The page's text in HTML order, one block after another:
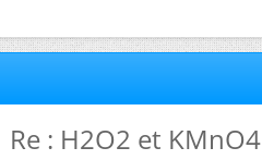
Re : H2O2 et KMnO4